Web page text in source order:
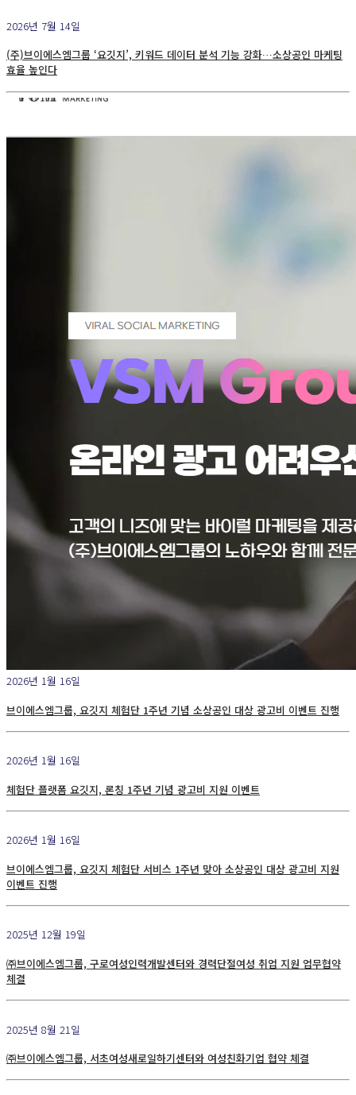
2026년 7월 14일
(주)브이에스엠그룹 ‘요깃지’, 키워드 데이터 분석 기능 강화…소상공인 마케팅
효율 높인다
2026년 1월 16일
브이에스엠그룹, 요깃지 체험단 1주년 기념 소상공인 대상 광고비 이벤트 진행
2026년 1월 16일
체험단 플랫폼 요깃지, 론칭 1주년 기념 광고비 지원 이벤트
2026년 1월 16일
브이에스엠그룹, 요깃지 체험단 서비스 1주년 맞아 소상공인 대상 광고비 지원
이벤트 진행
2025년 12월 19일
㈜브이에스엠그룹, 구로여성인력개발센터와 경력단절여성 취업 지원 업무협약
체결
2025년 8월 21일
㈜브이에스엠그룹, 서초여성새로일하기센터와 여성친화기업 협약 체결